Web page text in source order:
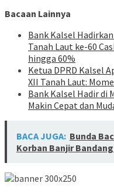
Bacaan Lainnya
Bank Kalsel
Tanah Laut ke-60
hingga 60%
Ketua DPRD Kalsel
XII Tanah Laut:
Bank Kalsel Hadir di
Makin Cepat dan
BACA JUGA: Bunda
Korban Banjir Bandang